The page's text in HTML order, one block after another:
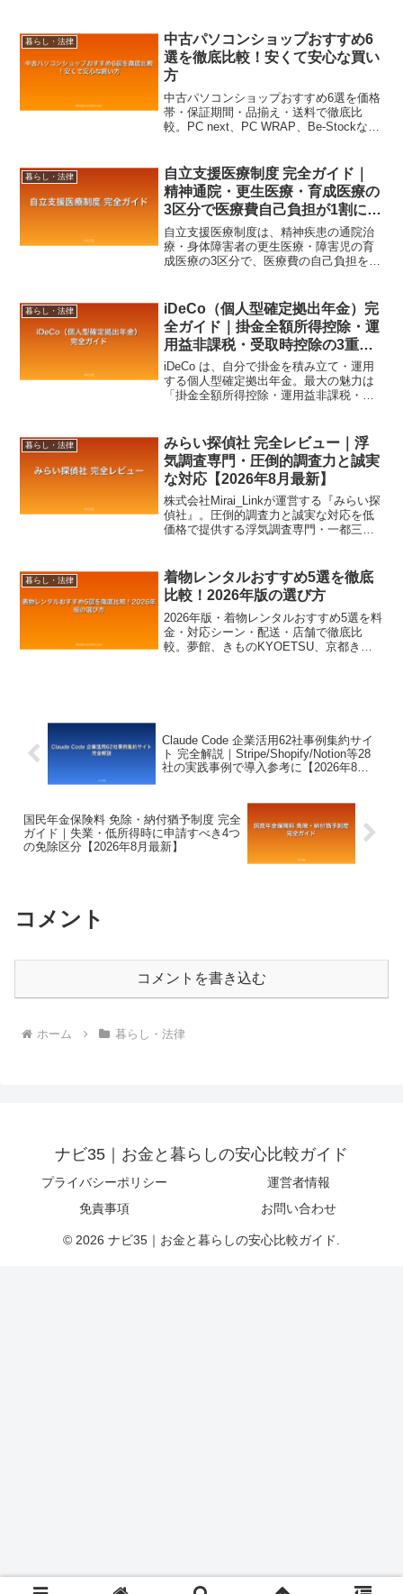
暮らし・法律
中古パソコンショップおすすめ6
選を徹底比較！安くて安心な買い
方
中古パソコンショップおすすめ6選を価格
帯・保証期間・品揃え・送料で徹底比
較。PC next、PC WRAP、Be-Stockなど
暮らし・法律
自立支援医療制度 完全ガイド｜
精神通院・更生医療・育成医療の
3区分で医療費自己負担が1割に
【2026年8月最新】
自立支援医療制度は、精神疾患の通院治
療・身体障害者の更生医療・障害児の育
成医療の3区分で、医療費の自己負担を
期治療が必要な方の家計を大きく支え
る、知っておくべき公的医療支援です。
暮らし・法律
iDeCo（個人型確定拠出年金）完
全ガイド｜掛金全額所得控除・運
用益非課税・受取時控除の3重節
税で老後資金を準備【2026年8月
最新】
iDeCo は、自分で掛金を積み立て・運用
する個人型確定拠出年金。最大の魅力は
「掛金全額所得控除・運用益非課税・受
全員が加入でき、月5,000円から始められ
る老後資金準備の最強ツールです。
暮らし・法律
みらい探偵社 完全レビュー｜浮
気調査専門・圧倒的調査力と誠実
な対応【2026年8月最新】
株式会社Mirai_Linkが運営する『みらい探
偵社』。圧倒的調査力と誠実な対応を低
価格で提供する浮気調査専門・一都三県
暮らし・法律
着物レンタルおすすめ5選を徹底
比較！2026年版の選び方
2026年版・着物レンタルおすすめ5選を料
金・対応シーン・配送・店舗で徹底比
較。夢館、きものKYOETSU、京都きも
Claude Code 企業活用62社事例集約サイ
ト 完全解説｜Stripe/Shopify/Notion等28
社の実践事例で導入参考に【2026年8月
国民年金保険料 免除・納付猶予制度 完全
ガイド｜失業・低所得時に申請すべき4つ
の免除区分【2026年8月最新】
コメント
コメントを書き込む
ホーム 暮らし・法律
ナビ35｜お金と暮らしの安心比較ガイド
プライバシーポリシー
運営者情報
免責事項
お問い合わせ
© 2026 ナビ35｜お金と暮らしの安心比較ガイド.